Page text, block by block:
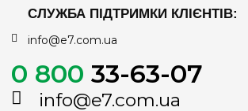
СЛУЖБА ПІДТРИМКИ КЛІЄНТІВ:
info@e7.com.ua
0 800 33-63-07
info@e7.com.ua